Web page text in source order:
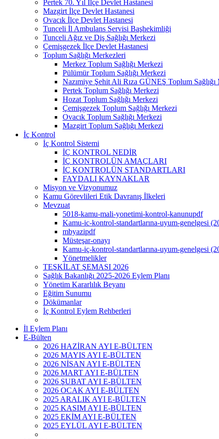
Pertek 70. Yıl İlçe Devlet Hastanesi
Mazgirt İlçe Devlet Hastanesi
Ovacık İlçe Devlet Hastanesi
Tunceli İl Ambulans Servisi Başhekimliği
Tunceli Ağız ve Diş Sağlığı Merkezi
Çemişgezek İlçe Devlet Hastanesi
Toplum Sağlığı Merkezleri
Merkez Toplum Sağlığı Merkezi
Pülümür Toplum Sağlığı Merkezi
Nazımiye Şehit Ali Rıza GÜNEŞ Toplum Sağlığı
Pertek Toplum Sağlığı Merkezi
Hozat Toplum Sağlığı Merkezi
Çemişgezek Toplum Sağlığı Merkezi
Ovacık Toplum Sağlığı Merkezi
Mazgirt Toplum Sağlığı Merkezi
İç Kontrol
İç Kontrol Sistemi
İÇ KONTROL NEDİR
İÇ KONTROLÜN AMAÇLARI
İÇ KONTROLÜN STANDARTLARI
FAYDALI KAYNAKLAR
Misyon ve Vizyonumuz
Kamu Görevlileri Etik Davranış İlkeleri
Mevzuat
5018-kamu-mali-yonetimi-kontrol-kanunupdf
Kamu-ic-kontrol-standartlarına-uyum-genelgesi
mbyazipdf
Müsteşar-onayı
Kamu-iç-kontrol-standartlarına-uyum-genelgesi
Yönetmelikler
TEŞKİLAT ŞEMASI 2026
Sağlık Bakanlığı 2025-2026 Eylem Planı
Yönetim Kararlılık Beyanı
Eğitim Sunumu
Dökümanlar
İç Kontrol Eylem Rehberleri
İl Eylem Planı
E-Bülten
2026 HAZİRAN AYI E-BÜLTEN
2026 MAYIS AYI E-BÜLTEN
2026 NİSAN AYI E-BÜLTEN
2026 MART AYI E-BÜLTEN
2026 ŞUBAT AYI E-BÜLTEN
2026 OCAK AYI E-BÜLTEN
2025 ARALIK AYI E-BÜLTEN
2025 KASIM AYI E-BÜLTEN
2025 EKİM AYI E-BÜLTEN
2025 EYLÜL AYI E-BÜLTEN